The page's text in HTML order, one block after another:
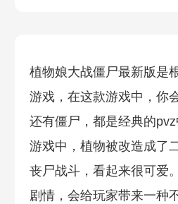
植物娘大战僵尸最新版是
游戏，在这款游戏中，你
还有僵尸，都是经典的
游戏中，植物被改造成了
丧尸战斗，看起来很可爱
剧情，会给玩家带来一种